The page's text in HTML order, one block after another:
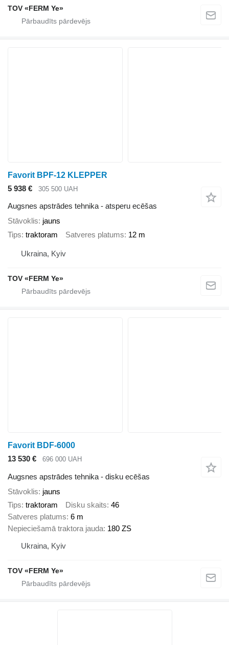
TOV «FERM Ye»
Favorit BPF-12 KLEPPER
5 938 €
305 500 UAH
Augsnes apstrādes tehnika - atsperu ecēšas
Stāvoklis jauns
Tips traktoram Satveres platums 12 m
Ukraina, Kyiv
TOV «FERM Ye»
Favorit BDF-6000
13 530 €
696 000 UAH
Augsnes apstrādes tehnika - disku ecēšas
Stāvoklis jauns
Tips traktoram Disku skaits 46
Satveres platums 6 m
Nepieciešamā traktora jauda 180 ZS
Ukraina, Kyiv
TOV «FERM Ye»